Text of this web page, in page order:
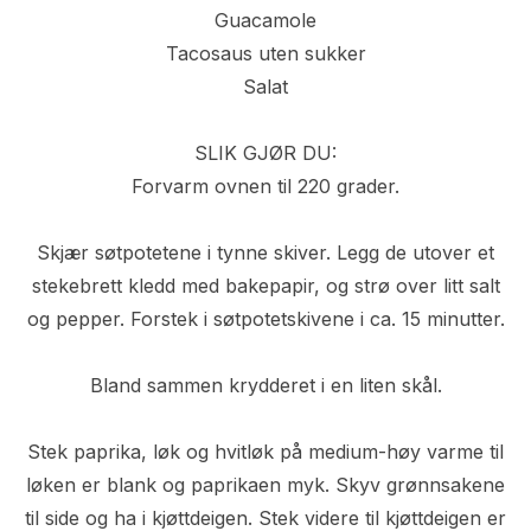
Guacamole
Tacosaus uten sukker
Salat
SLIK GJØR DU:
Forvarm ovnen til 220 grader.
Skjær søtpotetene i tynne skiver. Legg de utover et
stekebrett kledd med bakepapir, og strø over litt salt
og pepper. Forstek i søtpotetskivene i ca. 15 minutter.
Bland sammen krydderet i en liten skål.
Stek paprika, løk og hvitløk på medium-høy varme til
løken er blank og paprikaen myk. Skyv grønnsakene
til side og ha i kjøttdeigen. Stek videre til kjøttdeigen er